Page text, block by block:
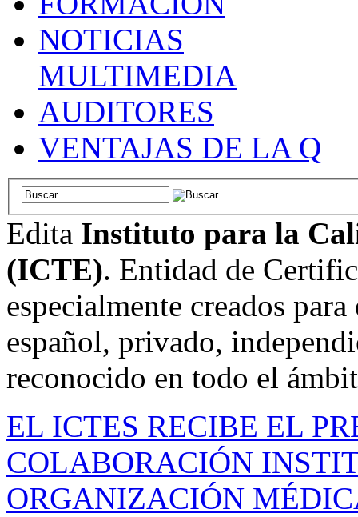
NOTICIAS
MULTIMEDIA
AUDITORES
VENTAJAS DE LA Q
Edita Instituto para la
(ICTE). Entidad de
especialmente creados
español, privado,
reconocido en todo el
EL ICTES RECIBE EL
COLABORACIÓN
ORGANIZACIÓN